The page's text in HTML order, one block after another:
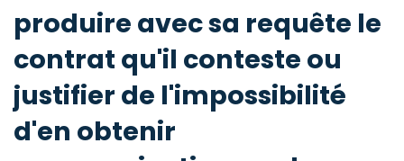
produire avec sa requête le
contrat qu'il conteste ou
justifier de l'impossibilité
d'en obtenir